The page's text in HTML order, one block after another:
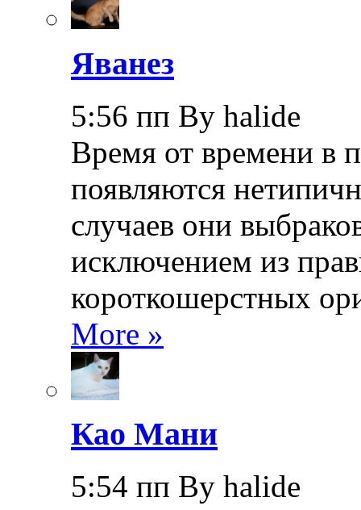
Яванез
5:56 пп By halide
Время от времени в
появляются
случаев они
исключением из
короткошерстных
More »
Као Мани
5:54 пп By halide